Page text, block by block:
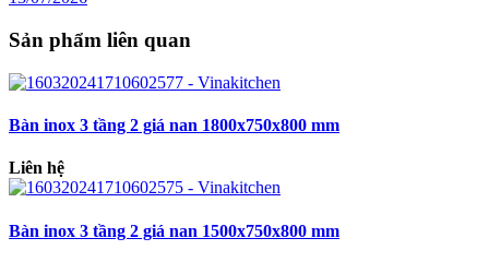
Sản phẩm liên quan
Bàn inox 3 tầng 2 giá nan 1800x750x800 mm
Liên hệ
Bàn inox 3 tầng 2 giá nan 1500x750x800 mm